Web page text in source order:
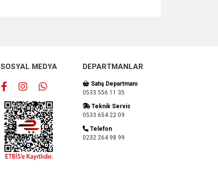
SOSYAL MEDYA DEPARTMANLAR
Satış Departmanı
0533 556 11 35
Teknik Servis
0533 654 22 09
Telefon
0232 264 98 99